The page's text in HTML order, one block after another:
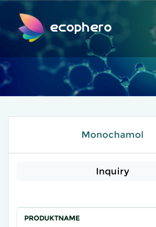
ecophero
Monochamol
Inquiry
PRODUKTNAME